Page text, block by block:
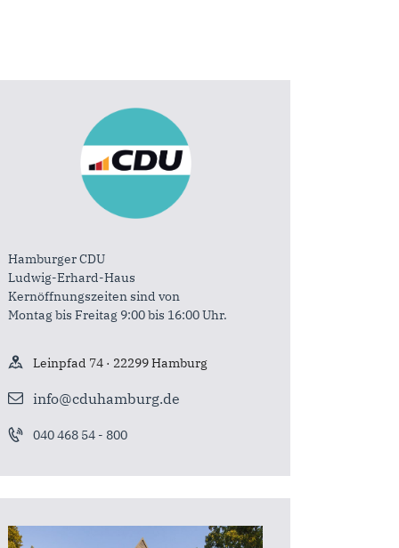
Hamburger CDU
Ludwig-Erhard-Haus
Kernöffnungszeiten sind von
Montag bis Freitag 9:00 bis 16:00 Uhr.
Leinpfad 74 · 22299 Hamburg
info@cduhamburg.de
040 468 54 - 800